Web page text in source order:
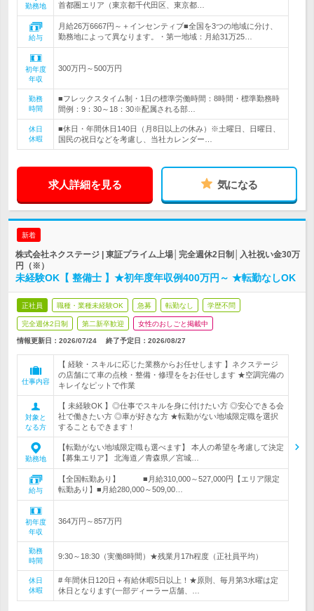
勤務地
首都圏エリア（東京都千代田区、東京都…
給与
月給26万6667円～＋インセンティブ■全国を3つの地域に分け、
勤務地によって異なります。・第一地域：月給31万25…
初年度
年収
300万円～500万円
勤務
時間
■フレックスタイム制・1日の標準労働時間：8時間・標準勤務時
間例：9：30～18：30※配属される部…
休日
休暇
■休日・年間休日140日（月8日以上の休み）※土曜日、日曜日、
国民の祝日などを考慮し、当社カレンダー…
求人詳細を見る 気になる
新着
株式会社ネクステージ | 東証プライム上場│完全週休2日制│入社祝い金30万
円（※）
未経験OK【 整備士 】★初年度年収例400万円～ ★転勤なしOK
正社員 職種・業種未経験OK 急募 転勤なし 学歴不問
完全週休2日制 第二新卒歓迎 女性のおしごと掲載中
情報更新日：2026/07/24 終了予定日： 2026/08/27
仕事内容
【 経験・スキルに応じた業務からお任せします 】ネクステージ
の店舗にて車の点検・整備・修理ををお任せします ★空調完備の
キレイなピットで作業
対象と
なる方
【 未経験OK 】◎仕事でスキルを身に付けたい方 ◎安心できる会
社で働きたい方 ◎車が好きな方 ★転勤がない地域限定職を選択
することもできます！
勤務地
【転勤がない地域限定職も選べます】 本人の希望を考慮して決定
【募集エリア】 北海道／青森県／宮城…
給与
【全国転勤あり】 ■月給310,000～527,000円【エリア限定
転勤あり】■月給280,000～509,00…
初年度
年収
364万円～857万円
勤務
時間
9:30～18:30（実働8時間）★残業月17h程度（正社員平均）
休日
休暇
# 年間休日120日＋有給休暇5日以上！★原則、毎月第3水曜は定
休日となります(一部ディーラー店舗、…